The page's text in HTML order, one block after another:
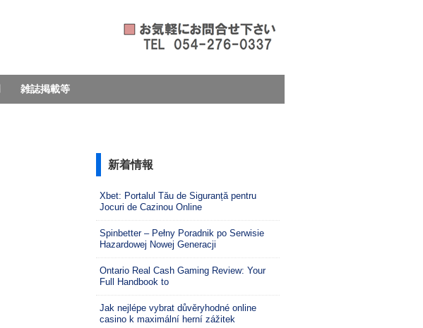
雑誌掲載等
新着情報
Xbet: Portalul Tău de Siguranță pentru
Jocuri de Cazinou Online
Spinbetter – Pełny Poradnik po Serwisie
Hazardowej Nowej Generacji
Ontario Real Cash Gaming Review: Your
Full Handbook to
Jak nejlépe vybrat důvěryhodné online
casino k maximální herní zážitek